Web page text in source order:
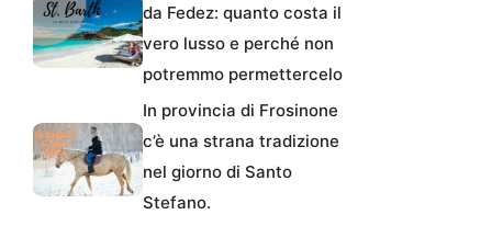
da Fedez: quanto costa il
vero lusso e perché non
potremmo permettercelo
In provincia di Frosinone
c’è una strana tradizione
nel giorno di Santo
Stefano.